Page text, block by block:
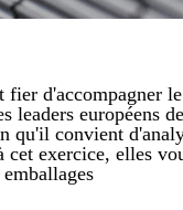
d'accompagner
leaders européens
qu'il convient
cet exercice, elles